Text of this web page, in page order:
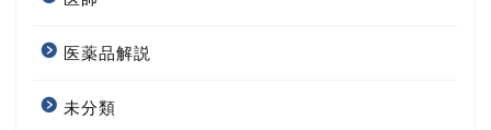
医薬品解説
未分類